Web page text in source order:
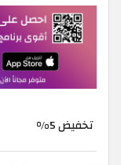
تخفيض 5%